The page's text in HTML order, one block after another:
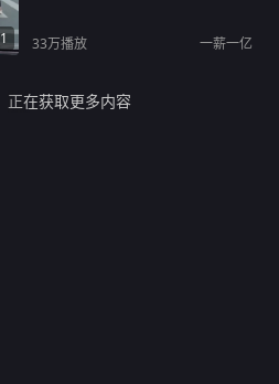
33万播放 一薪一亿
正在获取更多内容